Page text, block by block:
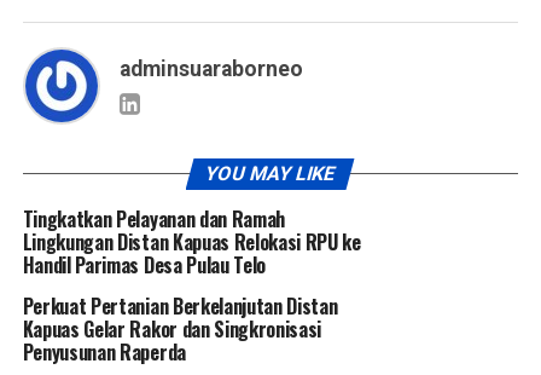
adminsuaraborneo
YOU MAY LIKE
Tingkatkan Pelayanan dan Ramah
Lingkungan Distan Kapuas Relokasi RPU ke
Handil Parimas Desa Pulau Telo
Perkuat Pertanian Berkelanjutan Distan
Kapuas Gelar Rakor dan Singkronisasi
Penyusunan Raperda